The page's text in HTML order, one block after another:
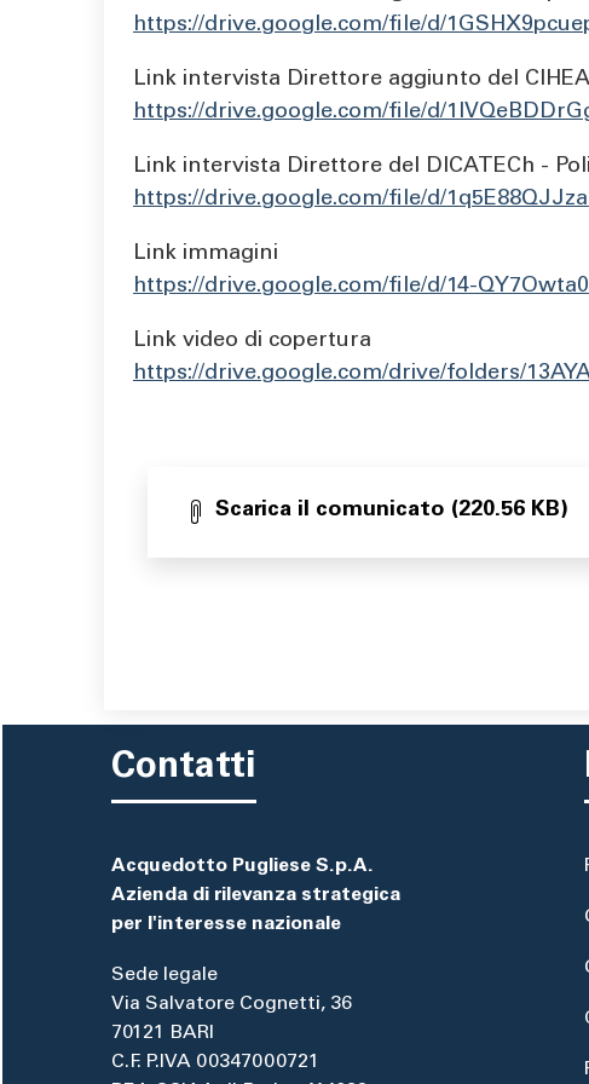
https://drive.google.com/file/d/
Link intervista Direttore aggiunto del
https://drive.google.com/file/d/
Link intervista Direttore del DICATECh -
https://drive.google.com/file/d/
Link immagini
https://drive.google.com/file/d/14-
Link video di copertura
https://drive.google.com/drive/folders/
Scarica il comunicato (220.56 KB)
Contatti
Acquedotto Pugliese S.p.A.
Azienda di rilevanza strategica
per l'interesse nazionale
Sede legale
Via Salvatore Cognetti, 36
70121 BARI
C.F. P.IVA 00347000721